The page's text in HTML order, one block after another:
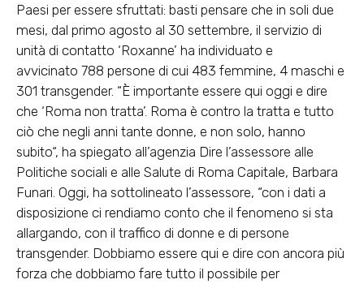
Paesi per essere sfruttati: basti pensare che in soli due
mesi, dal primo agosto al 30 settembre, il servizio di
unità di contatto ‘Roxanne’ ha individuato e
avvicinato 788 persone di cui 483 femmine, 4 maschi e
301 transgender. “È importante essere qui oggi e dire
che ‘Roma non tratta’. Roma è contro la tratta e tutto
ciò che negli anni tante donne, e non solo, hanno
subito“, ha spiegato all’agenzia Dire l’assessore alle
Politiche sociali e alle Salute di Roma Capitale, Barbara
Funari. Oggi, ha sottolineato l’assessore, “con i dati a
disposizione ci rendiamo conto che il fenomeno si sta
allargando, con il traffico di donne e di persone
transgender. Dobbiamo essere qui e dire con ancora più
forza che dobbiamo fare tutto il possibile per